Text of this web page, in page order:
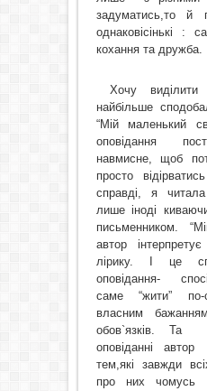
задуматись,то й
однаковісінькі :
кохання та дружба.
Хочу виділити
найбільше
“Мій маленький
оповідання
навмисне, щоб
просто
справді, я
лише іноді
письменником.
автор
лірику. І це
оповідання-
саме “жити” по-
власним
обов`язків. Та
оповіданні автор
тем,які завжди
про них чомусь